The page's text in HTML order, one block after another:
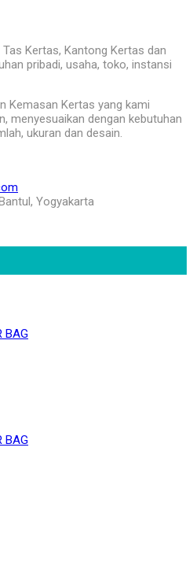
Kertas, Kantong Kertas dan
pribadi, usaha, toko, instansi
Kemasan Kertas yang kami
menyesuaikan dengan kebutuhan
ukuran dan desain.
Yogyakarta